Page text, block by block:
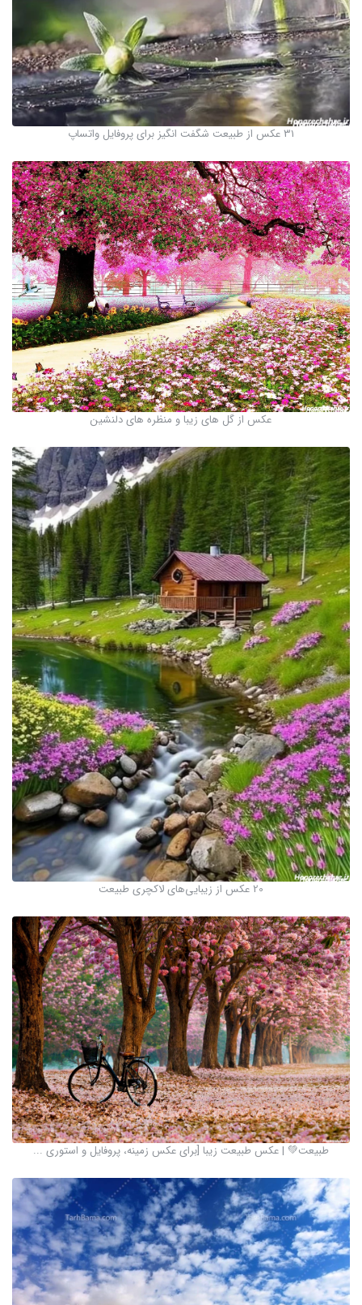
31 عکس از طبیعت شگفت انگیز برای پروفایل واتساپ
عکس از گل های زیبا و منظره های دلنشین
20 عکس از زیبایی‌های لاکچری طبیعت
طبیعت💚 | عکس طبیعت زیبا [برای عکس زمینه، پروفایل و استوری ...